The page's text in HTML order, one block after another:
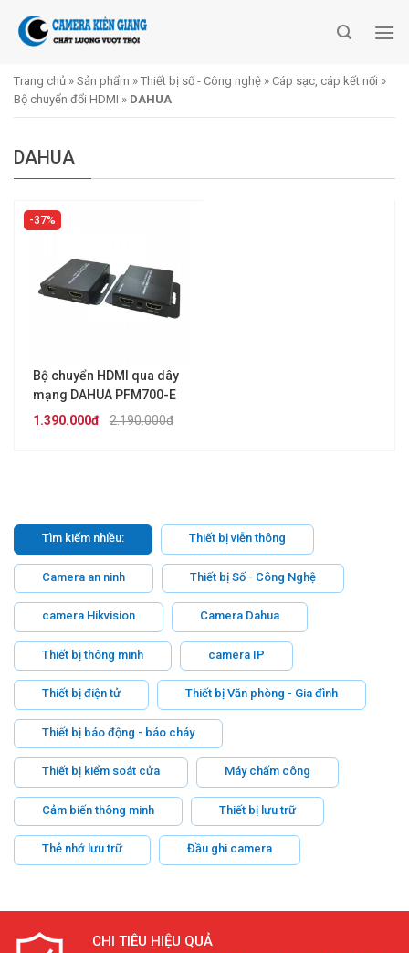
Trang chủ » Sản phẩm » Thiết bị số - Công nghệ » Cáp sạc, cáp kết nối »
Bộ chuyển đổi HDMI » DAHUA
DAHUA
37%
Bộ chuyển HDMI qua dây
mạng DAHUA PFM700-E
2.190.000đ
1.390.000đ
Tìm kiếm nhiều: Thiết bị viễn thông
Camera an ninh Thiết bị Số - Công Nghệ
camera Hikvision Camera Dahua
Thiết bị thông minh camera IP
Thiết bị điện tử Thiết bị Văn phòng - Gia đình
Thiết bị báo động - báo cháy
Thiết bị kiểm soát cửa Máy chấm công
Cảm biến thông minh Thiết bị lưu trữ
Thẻ nhớ lưu trữ Đầu ghi camera
CHI TIÊU HIỆU QUẢ